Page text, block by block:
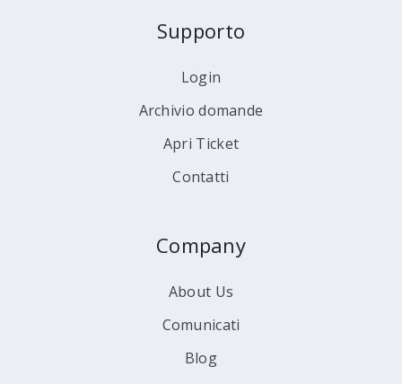
Supporto
Login
Archivio domande
Apri Ticket
Contatti
Company
About Us
Comunicati
Blog